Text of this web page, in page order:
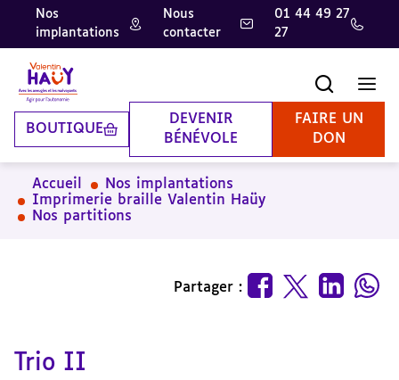
Aller
contenu
principal
Aller
pied
de
page
Aller
la
recherche
Nos
implantations
Nous
contacter
01 44 49 27
27
BOUTIQUE
DEVENIR
BÉNÉVOLE
FAIRE UN
DON
Accueil
Nos implantations
Imprimerie braille Valentin Haüy
Nos partitions
Partager :
Trio II